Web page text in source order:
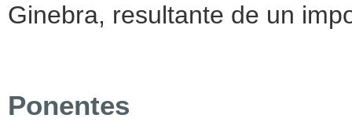
Ginebra, resultante de un
Ponentes